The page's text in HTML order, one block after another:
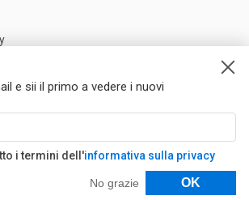
e sii il primo a vedere i nuovi
i termini dell'informativa sulla privacy
No grazie OK